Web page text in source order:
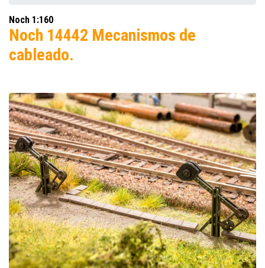
Noch 1:160
Noch 14442 Mecanismos de
cableado.